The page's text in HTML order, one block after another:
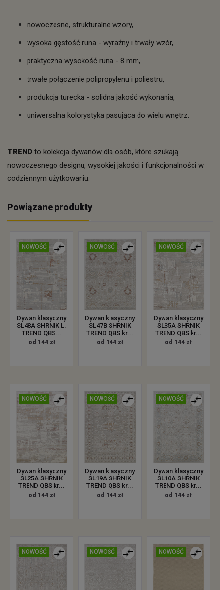
nowoczesne, strukturalne wzory,
wysoka gęstość runa - wyraźny i trwały wzór,
praktyczna wysokość runa - 8 mm,
trwałe połączenie polipropylenu i poliestru,
produkcja turecka - solidna jakość wykonania,
uniwersalna kolorystyka pasująca do wielu wnętrz.
TREND to kolekcja dywanów dla osób, które szukają
nowoczesnego designu, wysokiej jakości i funkcjonalności w
codziennym użytkowaniu.
Powiązane produkty
NOWOŚĆ
Dywan klasyczny
SL48A SHRNIK L.
TREND QBS...
od 144 zł
NOWOŚĆ
Dywan klasyczny
SL47B SHRNIK
TREND QBS kr...
od 144 zł
NOWOŚĆ
Dywan klasyczny
SL35A SHRNIK
TREND QBS kr...
od 144 zł
NOWOŚĆ
Dywan klasyczny
SL25A SHRNIK
TREND QBS kr...
od 144 zł
NOWOŚĆ
Dywan klasyczny
SL19A SHRNIK
TREND QBS kr...
od 144 zł
NOWOŚĆ
Dywan klasyczny
SL10A SHRNIK
TREND QBS kr...
od 144 zł
NOWOŚĆ NOWOŚĆ NOWOŚĆ